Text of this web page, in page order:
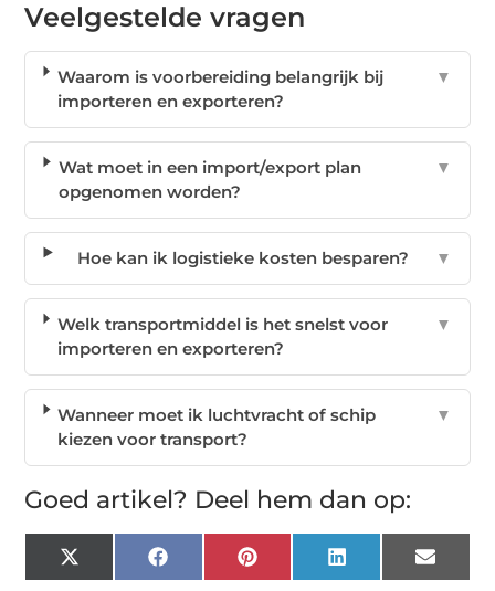
Veelgestelde vragen
Waarom is voorbereiding belangrijk bij
importeren en exporteren?
▼
Wat moet in een import/export plan
opgenomen worden?
▼
Hoe kan ik logistieke kosten besparen? ▼
Welk transportmiddel is het snelst voor
importeren en exporteren?
▼
Wanneer moet ik luchtvracht of schip
kiezen voor transport?
▼
Goed artikel? Deel hem dan op:
X
(Twitter)
FacebookPinterest LinkedIn Email